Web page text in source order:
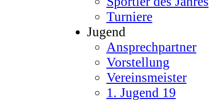
Turniere
Jugend
Ansprechpartner
Vorstellung
Vereinsmeister
1. Jugend 19